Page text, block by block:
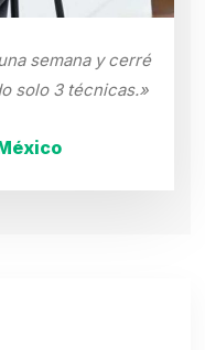
semana y cerré
solo 3 técnicas.»